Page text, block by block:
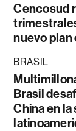
Cencosud
nuevo
BRASIL
Brasil
China en